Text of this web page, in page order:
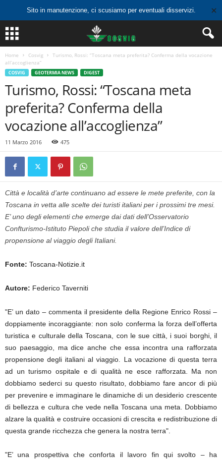
Sito in manutenzione, ci scusiamo per eventuali disservizi. ✕
Home Cosvig
Turismo, Rossi: “Toscana meta preferita? Conferma della vocazione
all’accoglienza”
COSVIG GEOTERMIA NEWS DIGEST
Turismo, Rossi: “Toscana meta
preferita? Conferma della
vocazione all’accoglienza”
11 Marzo 2016 475
Città e località d’arte continuano ad essere le mete preferite, con la
Toscana in vetta alle scelte dei turisti italiani per i prossimi tre mesi.
E’ uno degli elementi che emerge dai dati dell’Osservatorio
Confturismo-Istituto Piepoli che studia il valore dell’Indice di
propensione al viaggio degli Italiani.
Fonte: Toscana-Notizie.it
Autore: Federico Taverniti
"E’ un dato – commenta il presidente della Regione Enrico Rossi –
doppiamente incoraggiante: non solo conferma la forza dell’offerta
turistica e culturale della Toscana, con le sue città, i suoi borghi, il
suo paesaggio, ma dice anche che essa incontra una rafforzata
propensione degli italiani al viaggio. La vocazione di questa terra
ad un turismo ospitale e di qualità ne esce rafforzata. Ma non
dobbiamo sederci su questo risultato, dobbiamo fare ancor di più
per prevenire e immaginare le dinamiche di un desiderio crescente
di bellezza e cultura che vede nella Toscana una meta. Dobbiamo
alzare la qualità e costruire occasioni di crescita e redistribuzione di
questa grande ricchezza che genera la nostra terra".
"E’ una prospettiva che conforta il lavoro fin qui svolto – ha